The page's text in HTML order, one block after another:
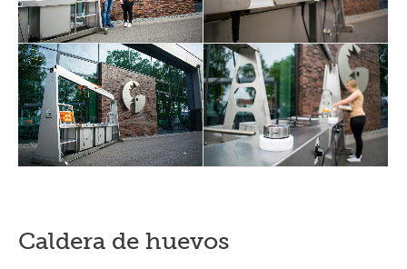
Register|Lost your password?
Support
24h
Caldera de huevos